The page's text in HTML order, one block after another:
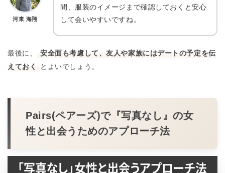
河東 海翔
間、服装のイメージまで確認しておくと安心
して会いやすいですね。
最後に、
安全面も考慮して、友人や家族にはデートの予定を伝
えておく
とよいでしょう。
Pairs(ペアーズ)で『写真なし』の女
性と出会うためのアプローチ法